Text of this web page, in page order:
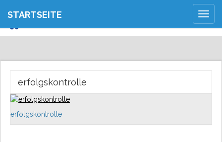
JETZT ANMELDEN
REGISTRIEREN
erfolgskontrolle
erfolgskontrolle
STARTSEITE